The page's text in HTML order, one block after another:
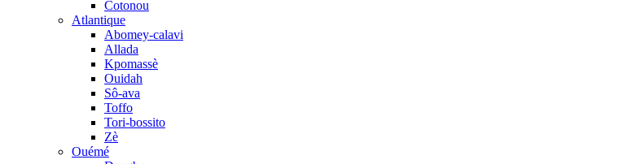
Cotonou
Atlantique
Abomey-calavi
Allada
Kpomassè
Ouidah
Sô-ava
Toffo
Tori-bossito
Zè
Ouémé